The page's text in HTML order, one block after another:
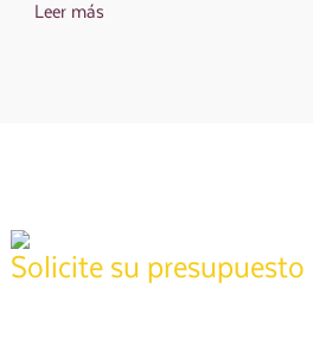
Leer más
Solicite su presupuesto